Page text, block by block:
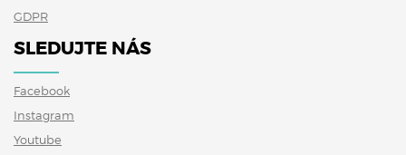
GDPR
SLEDUJTE NÁS
Facebook
Instagram
Youtube